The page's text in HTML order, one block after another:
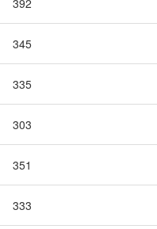
392
345
335
303
351
333